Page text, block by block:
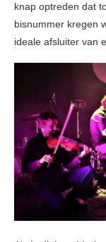
knap optreden dat
bisnummer kregen
ideale afsluiter van